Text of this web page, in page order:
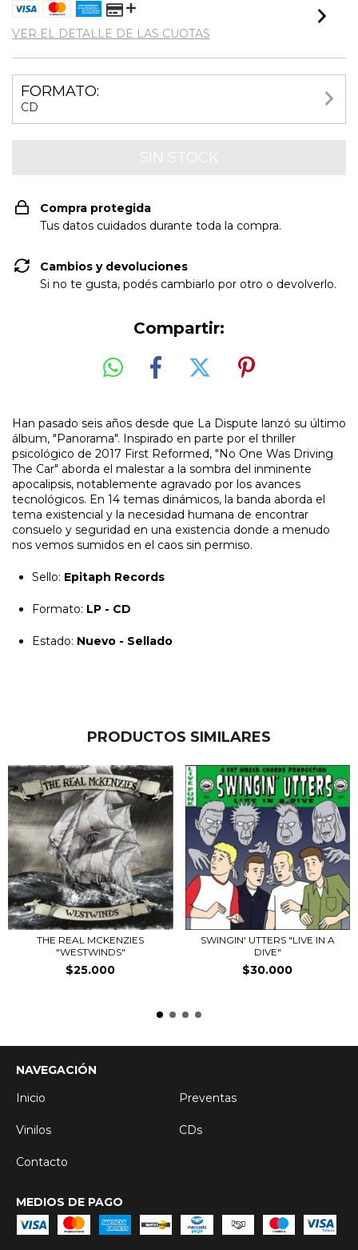
VER EL DETALLE DE LAS CUOTAS
FORMATO:
CD
Compra protegida
Tus datos cuidados durante toda la compra.
Cambios y devoluciones
Si no te gusta, podés cambiarlo por otro o devolverlo.
Compartir:
Han pasado seis años desde que La Dispute lanzó su último
álbum, "Panorama". Inspirado en parte por el thriller
psicológico de 2017 First Reformed, "No One Was Driving
The Car" aborda el malestar a la sombra del inminente
apocalipsis, notablemente agravado por los avances
tecnológicos. En 14 temas dinámicos, la banda aborda el
tema existencial y la necesidad humana de encontrar
consuelo y seguridad en una existencia donde a menudo
nos vemos sumidos en el caos sin permiso.
Sello: Epitaph Records
Formato: LP - CD
Estado: Nuevo - Sellado
PRODUCTOS SIMILARES
THE REAL MCKENZIES
"WESTWINDS"
$25.000
SWINGIN' UTTERS "LIVE IN A
DIVE"
$30.000
NAVEGACIÓN
Inicio
Preventas
Vinilos CDs
Contacto
MEDIOS DE PAGO